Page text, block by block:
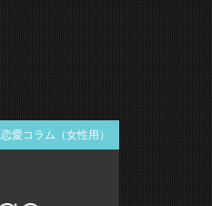
恋愛コラム（女性用）